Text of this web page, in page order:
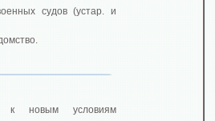
судов (устар. и
к новым условиям